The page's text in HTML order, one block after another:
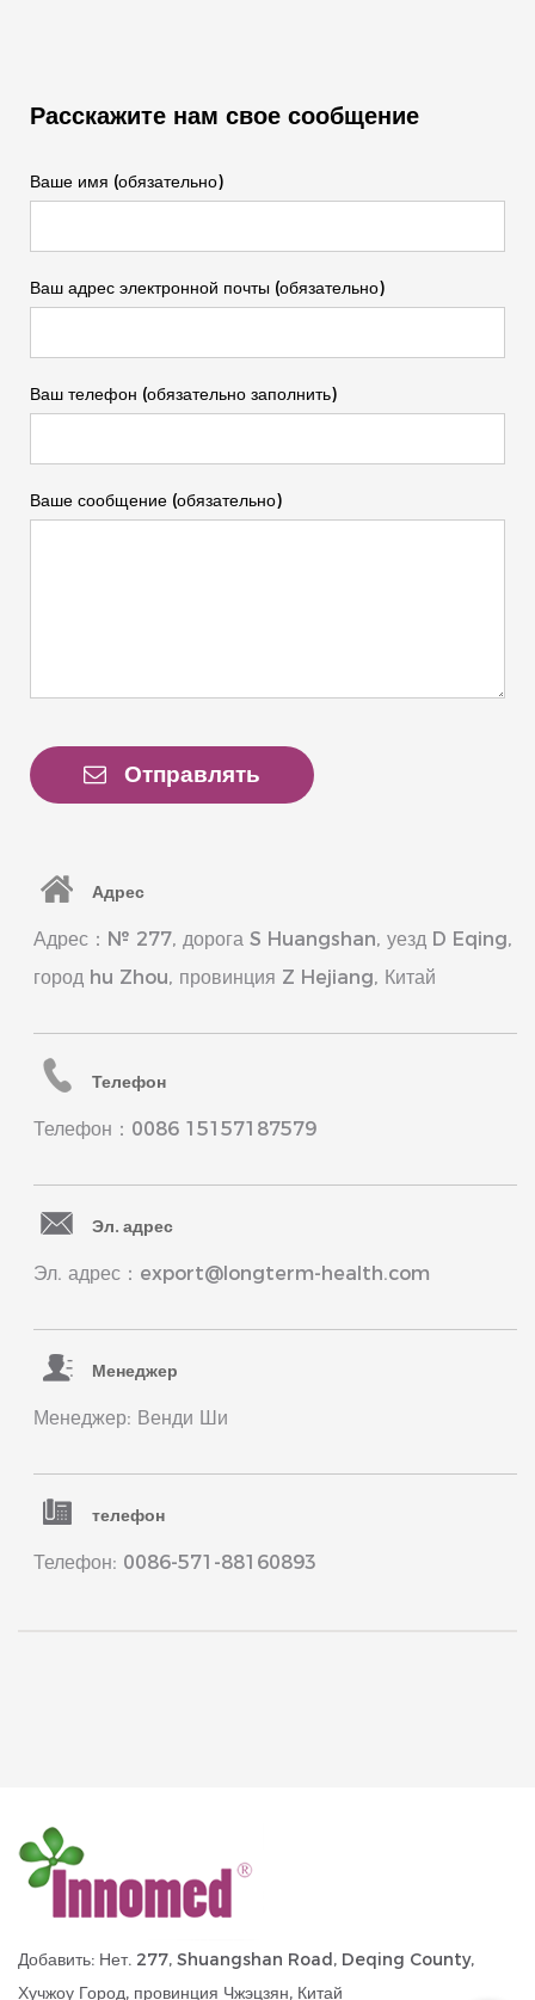
Расскажите нам свое сообщение
Ваше имя (обязательно)
Ваш адрес электронной почты (обязательно)
Ваш телефон (обязательно заполнить)
Ваше сообщение (обязательно)
Отправлять
Адрес
Адрес：№ 277, дорога S Huangshan, уезд D Eqing,
город hu Zhou, провинция Z Hejiang, Китай
Телефон
Телефон：0086 15157187579
Эл. адрес
Эл. адрес：export@longterm-health.com
Менеджер
Менеджер: Венди Ши
телефон
Телефон: 0086-571-88160893
Добавить: Нет. 277, Shuangshan Road, Deqing County,
Хучжоу Город, провинция Чжэцзян, Китай